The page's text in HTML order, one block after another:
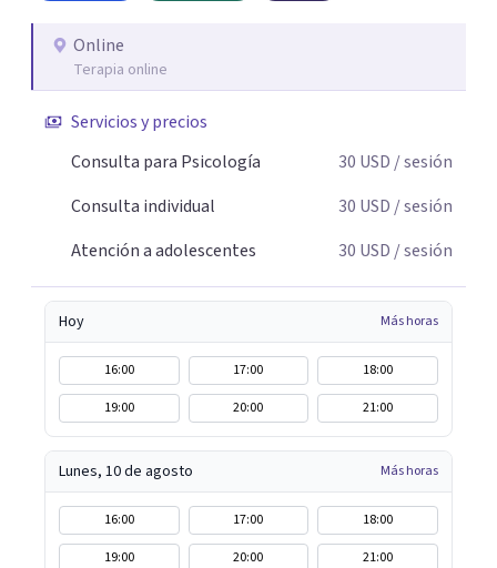
Online
Terapia online
Servicios y precios
Consulta para Psicología
30 USD / sesión
Consulta individual
30 USD / sesión
Atención a adolescentes
30 USD / sesión
Hoy Más horas
16:00 17:00
18:00
19:00
20:00 21:00
Lunes, 10 de agosto Más horas
16:00 17:00
18:00
19:00
20:00 21:00